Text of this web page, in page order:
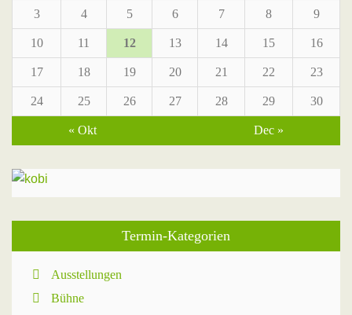
3 4 5 6 7 8 9
10 11 12 13 14 15 16
17 18 19 20 21 22 23
24 25 26 27 28 29 30
« Okt Dec »
Termin-Kategorien
Ausstellungen
Bühne